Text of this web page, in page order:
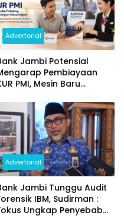
Advertorial
Jambi Potensial
Pembiayaan
PMI, Mesin Baru
Advertorial
Jambi Tunggu Audit
IBM, Sudirman :
Ungkap Penyebab